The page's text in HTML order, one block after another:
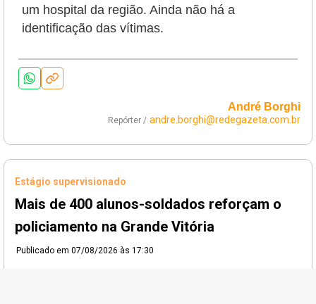
um hospital da região. Ainda não há a
identificação das vítimas.
André Borghi
Repórter / andre.borghi@redegazeta.com.br
Estágio supervisionado
Mais de 400 alunos-soldados reforçam o
policiamento na Grande Vitória
Publicado em 07/08/2026 às 17:30